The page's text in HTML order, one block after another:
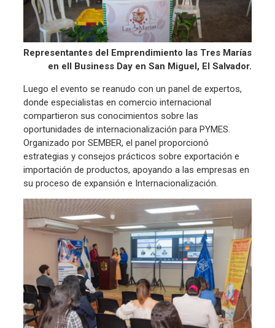
Representantes del Emprendimiento las Tres Marías
en ell Business Day en San Miguel, El Salvador.
Luego el evento se reanudo con un panel de expertos,
donde especialistas en comercio internacional
compartieron sus conocimientos sobre las
oportunidades de internacionalización para PYMES.
Organizado por SEMBER, el panel proporcionó
estrategias y consejos prácticos sobre exportación e
importación de productos, apoyando a las empresas en
su proceso de expansión e Internacionalización.